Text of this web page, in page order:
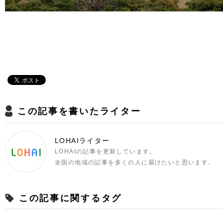
この記事を書いたライター
LOHAIライター
LOHAIの記事を更新しています。
全国の地域の記事を多くの人に届けたいと思います。
この記事に関するタグ